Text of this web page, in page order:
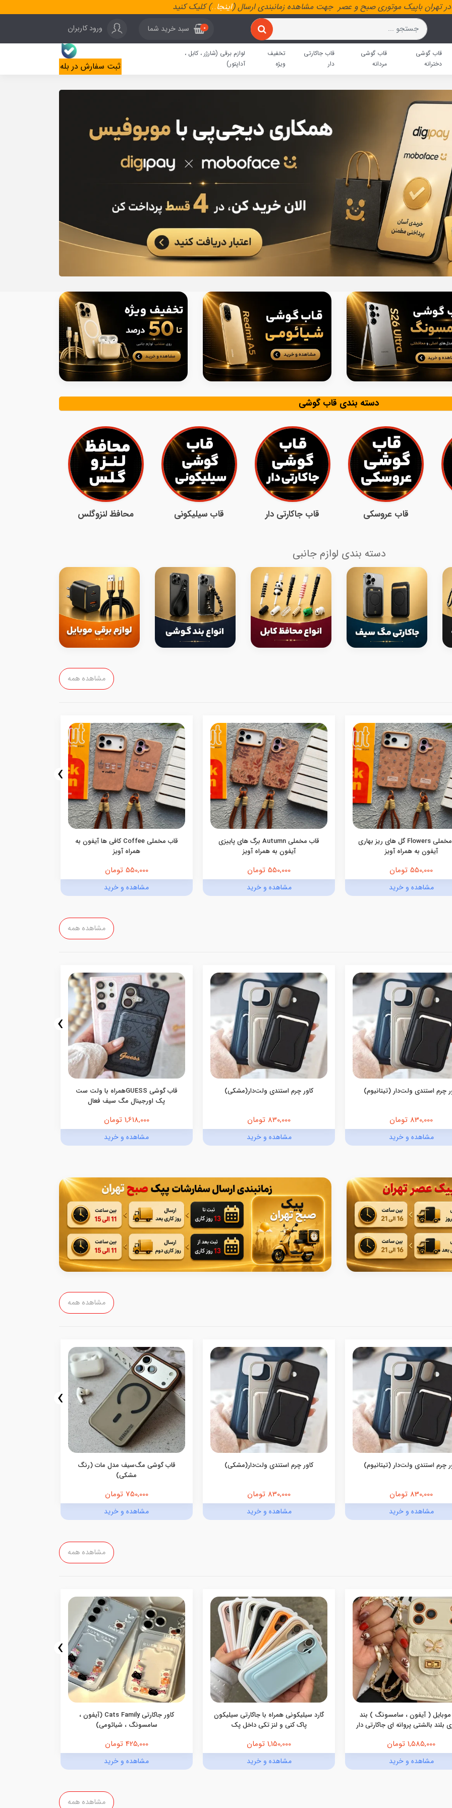
تهران باپیک موتوری صبح و عصر جهت مشاهده زمانبندی ارسال (اینجا..) کلیک کنید
0 سبد خرید شما ورود کاربران
قاب گوشی
دخترانه
قاب گوشی
مردانه
قاب جاکارتی
دار
تخفیف
ویژه
لوازم برقی (شارژر ، کابل ،
آداپتور)
ثبت سفارش در بله
دسته بندی قاب گوشی
قاب عروسکی قاب جاکارتی دار قاب سیلیکونی محافظ لنزوگلس
دسته بندی لوازم جانبی
مشاهده همه
قاب مخملی Flowers گل های ریز بهاری
آیفون به همراه آویز
550,000 تومان
مشاهده و خرید
قاب مخملی Autumn برگ های پاییزی
آیفون به همراه آویز
550,000 تومان
مشاهده و خرید
قاب مخملی Coffee کافی ها آیفون به
همراه آویز
550,000 تومان
مشاهده و خرید
›
مشاهده همه
چرم استندی ولت‌دار (تیتانیوم)
830,000 تومان
مشاهده و خرید
کاور چرم استندی ولت‌دار(مشکی)
830,000 تومان
مشاهده و خرید
قاب گوشی GUESSهمراه با ولت ست
پک اورجینال مگ سیف فعال
1,618,000 تومان
مشاهده و خرید
›
مشاهده همه
چرم استندی ولت‌دار (تیتانیوم)
830,000 تومان
مشاهده و خرید
کاور چرم استندی ولت‌دار(مشکی)
830,000 تومان
مشاهده و خرید
قاب گوشی مگ‌سیف مدل مات (رنگ
مشکی)
750,000 تومان
مشاهده و خرید
›
مشاهده همه
( آیفون ، سامسونگ ) بند
بلند بالشتی پروانه ای جاکارتی دار
1,585,000 تومان
مشاهده و خرید
گارد سیلیکونی همراه با جاکارتی سیلیکون
پاک کنی و لنز تکی داخل پک
1,150,000 تومان
مشاهده و خرید
کاور جاکارتی Cats Family (آیفون ،
سامسونگ ، شیائومی)
425,000 تومان
مشاهده و خرید
›
مشاهده همه